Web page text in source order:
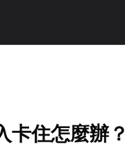
卡住怎麼辦？